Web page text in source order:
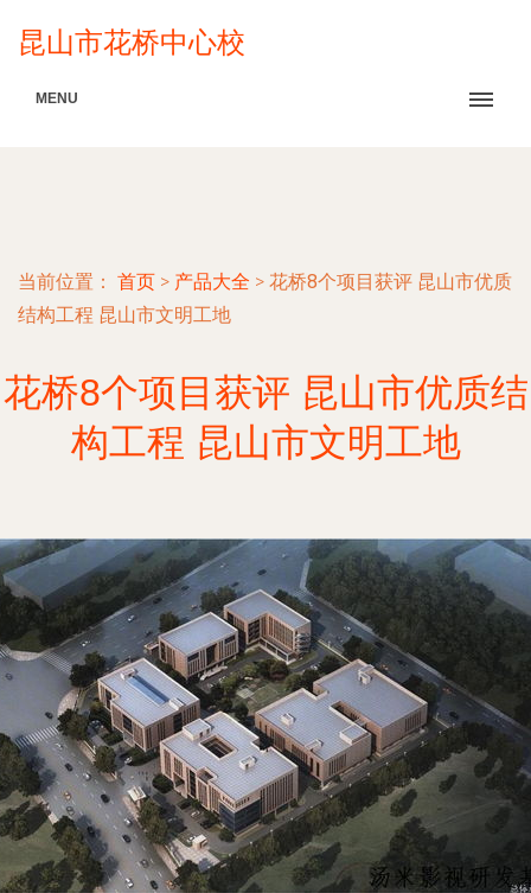
昆山市花桥中心校
MENU
当前位置： 首页 > 产品大全 > 花桥8个项目获评 昆山市优质
结构工程 昆山市文明工地
花桥8个项目获评 昆山市优质结
构工程 昆山市文明工地